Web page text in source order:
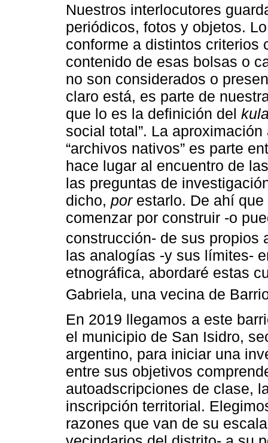
Nuestros interlocutores
periódicos, fotos y objetos.
conforme a distintos criterios
contenido de esas bolsas o
no son considerados o
claro está, es parte de
que lo es la definición del
social total”. La
“archivos nativos” es parte
hace lugar al encuentro de
las preguntas de
dicho, porestarlo. De ahí que
comenzar por construir -o
construcción- de sus propios
las analogías -y sus límites-
etnográfica, abordaré estas
Gabriela, una vecina de
En 2019 llegamos a este
el municipio de San Isidro,
argentino, para iniciar una
entre sus objetivos
autoadscripciones de clase,
inscripción territorial.
razones que van de su